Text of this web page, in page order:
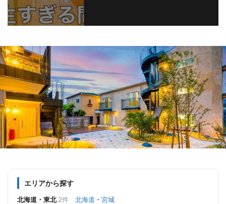
エリアから探す
北海道・東北 2件 北海道 ・ 宮城